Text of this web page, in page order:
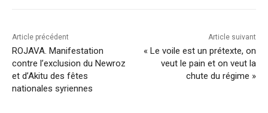
Article précédent
ROJAVA. Manifestation
contre l’exclusion du Newroz
et d’Akitu des fêtes
nationales syriennes
Article suivant
« Le voile est un prétexte, on
veut le pain et on veut la
chute du régime »